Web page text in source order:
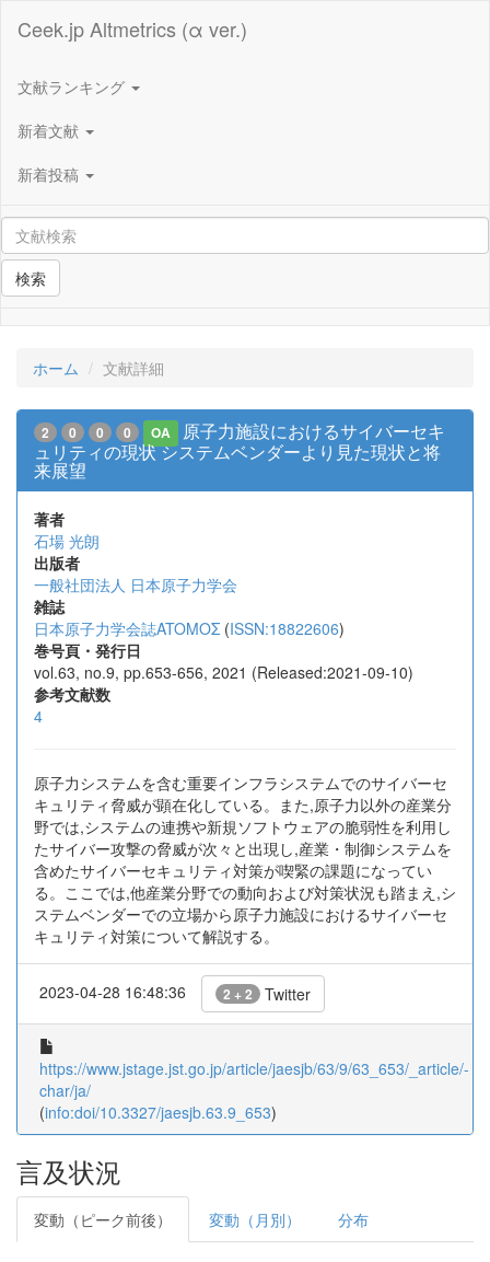
Ceek.jp Altmetrics (α ver.)
文献ランキング
新着文献
新着投稿
検索
ホーム 文献詳細
2 0 0 0 OA
原子力施設におけるサイバーセキ
ュリティの現状 システムベンダーより見た現状と将
来展望
著者
石場 光朗
出版者
一般社団法人 日本原子力学会
雑誌
日本原子力学会誌ATOMOΣ (ISSN:18822606)
巻号頁・発行日
vol.63, no.9, pp.653-656, 2021 (Released:2021-09-10)
参考文献数
4
原子力システムを含む重要インフラシステムでのサイバーセ
キュリティ脅威が顕在化している。また,原子力以外の産業分
野では,システムの連携や新規ソフトウェアの脆弱性を利用し
たサイバー攻撃の脅威が次々と出現し,産業・制御システムを
含めたサイバーセキュリティ対策が喫緊の課題になってい
る。ここでは,他産業分野での動向および対策状況も踏まえ,シ
ステムベンダーでの立場から原子力施設におけるサイバーセ
キュリティ対策について解説する。
2023-04-28 16:48:36 2 + 2 Twitter
https://www.jstage.jst.go.jp/article/jaesjb/63/9/63_653/_article/-
char/ja/
(info:doi/10.3327/jaesjb.63.9_653)
言及状況
変動（ピーク前後） 変動（月別） 分布